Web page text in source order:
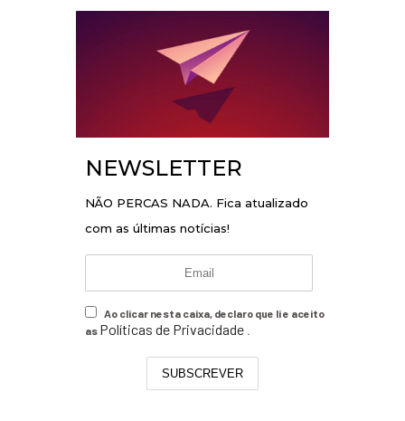
NEWSLETTER
NÃO PERCAS NADA. Fica atualizado
com as últimas notícias!
Ao clicar nesta caixa, declaro que li e aceito
as Políticas de Privacidade .
SUBSCREVER